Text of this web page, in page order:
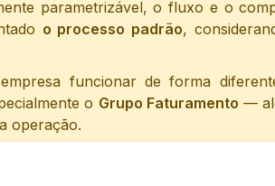
parametrizável, o fluxo e o
o processo padrão,
funcionar de forma
o Grupo Faturamento —
operação.